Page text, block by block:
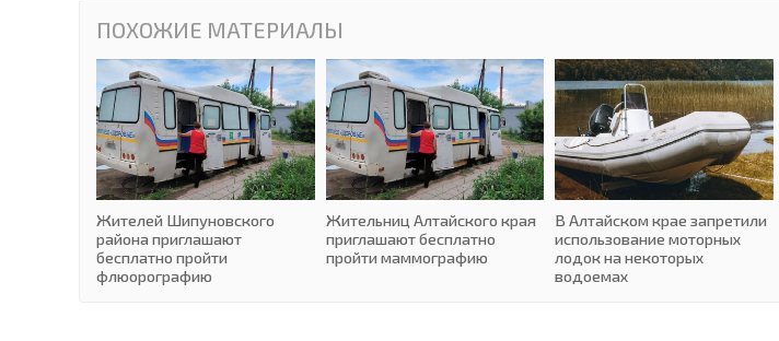
ПОХОЖИЕ МАТЕРИАЛЫ
Жителей Шипуновского
района приглашают
бесплатно пройти
флюорографию
Жительниц Алтайского края
приглашают бесплатно
пройти маммографию
В Алтайском крае запретили
использование моторных
лодок на некоторых
водоемах